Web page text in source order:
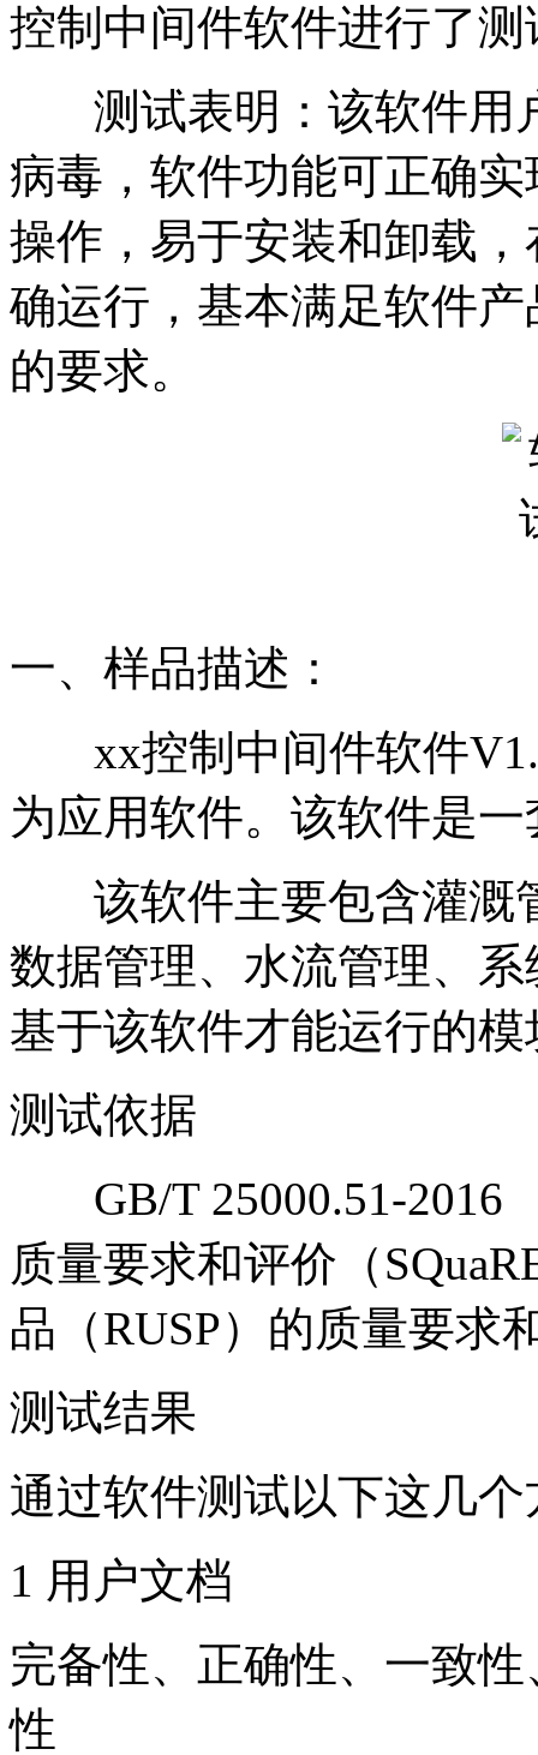
控制中间件软件进行了测
测试表明：该软件用
病毒，软件功能可正确
操作，易于安装和卸载
确运行，基本满足软件
的要求。
一、样品描述：
xx控制中间件软件
为应用软件。该软件是
该软件主要包含灌溉
数据管理、水流管理、
基于该软件才能运行的
测试依据
GB/T 25000.51-2016
质量要求和评价（
品（RUSP）的质量要求
测试结果
通过软件测试以下这几
1 用户文档
完备性、正确性、一致
性